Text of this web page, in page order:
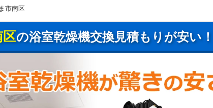
市南区
区の浴室乾燥機交換見積もりが安い！